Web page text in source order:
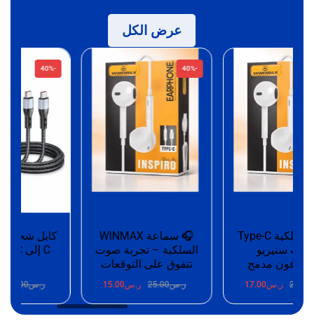
عرض الكل
سماعة سلكية Type-C
ستيريو
مدمج
ر.س17.00
🎧 سماعة WINMAX
السلكية – تجربة صوت
تتفوق على التوقعات
ر.س25.00 ر.س15.00 ر.س25.00